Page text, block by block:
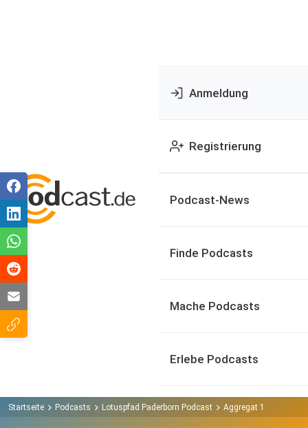
Anmeldung
Registrierung
Podcast-News
Finde Podcasts
Mache Podcasts
Erlebe Podcasts
Startseite Podcasts Lotuspfad Paderborn Podcast Aggregat 1